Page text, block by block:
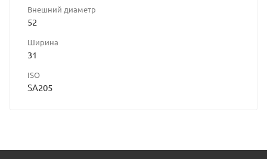
Внешний диаметр
52
Ширина
31
ISO
SA205